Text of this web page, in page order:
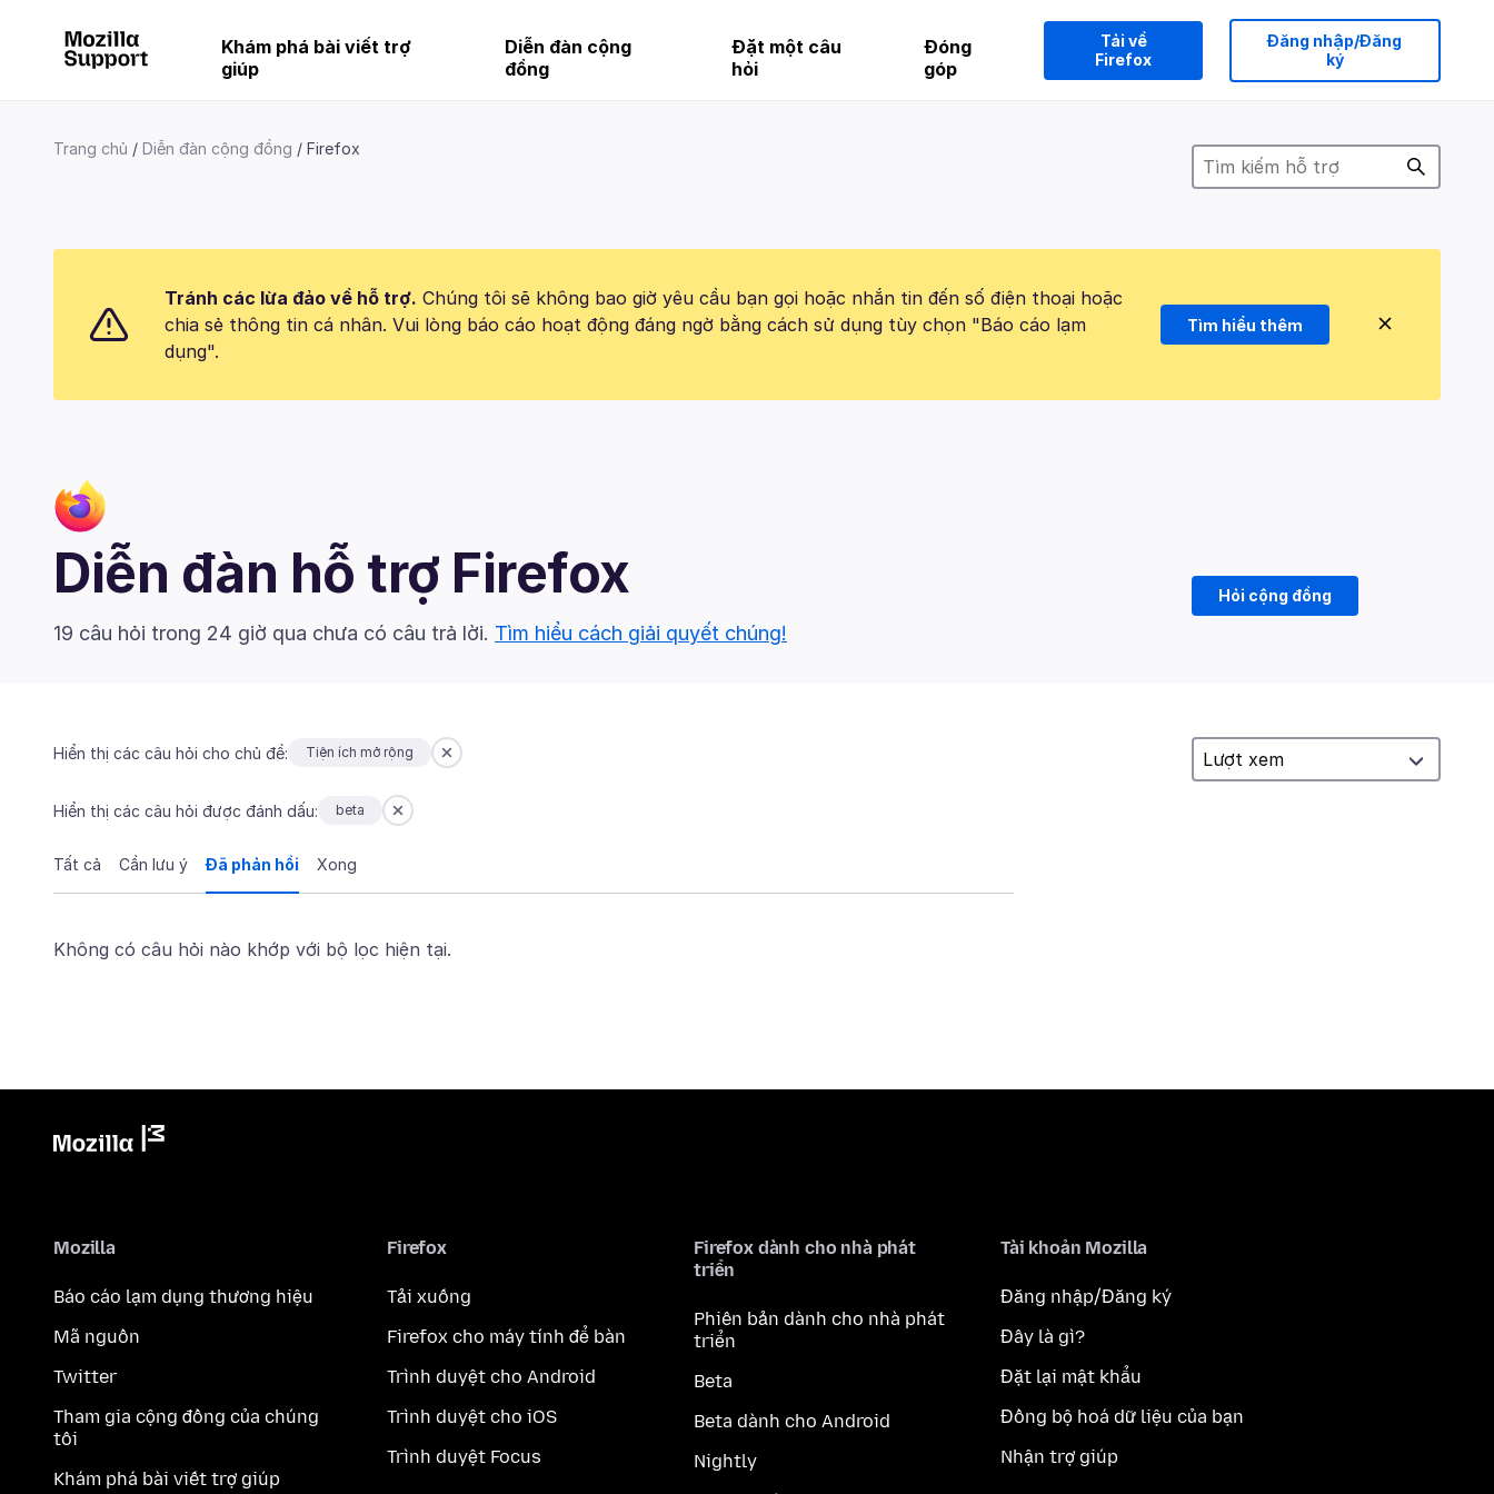
Khám phá bài viết trợ
giúp
Diễn đàn cộng
đồng
Đặt một câu
hỏi
Đóng
góp
Tải về
Firefox
Đăng nhập/Đăng
ký
Trang chủ Diễn đàn cộng đồng Firefox
Tránh các lừa đảo về hỗ trợ. Chúng tôi sẽ không bao giờ yêu cầu bạn gọi hoặc nhắn tin đến số điện thoại hoặc
chia sẻ thông tin cá nhân. Vui lòng báo cáo hoạt động đáng ngờ bằng cách sử dụng tùy chọn "Báo cáo lạm
dụng".
Tìm hiểu thêm
Diễn đàn hỗ trợ Firefox
19 câu hỏi trong 24 giờ qua chưa có câu trả lời. Tìm hiểu cách giải quyết chúng!
Hỏi cộng đồng
Hiển thị các câu hỏi cho chủ đề: Tiện ích mở rộng
Hiển thị các câu hỏi được đánh dấu: beta
Tất cả Cần lưu ý Đã phản hồi Xong
Không có câu hỏi nào khớp với bộ lọc hiện tại.
Mozilla
Báo cáo lạm dụng thương hiệu
Mã nguồn
Twitter
Tham gia cộng đồng của chúng
tôi
Khám phá bài viết trợ giúp
Firefox
Tải xuống
Firefox cho máy tính để bàn
Trình duyệt cho Android
Trình duyệt cho iOS
Trình duyệt Focus
Firefox dành cho nhà phát
triển
Phiên bản dành cho nhà phát
triển
Beta
Beta dành cho Android
Nightly
Tài khoản Mozilla
Đăng nhập/Đăng ký
Đây là gì?
Đặt lại mật khẩu
Đồng bộ hoá dữ liệu của bạn
Nhận trợ giúp